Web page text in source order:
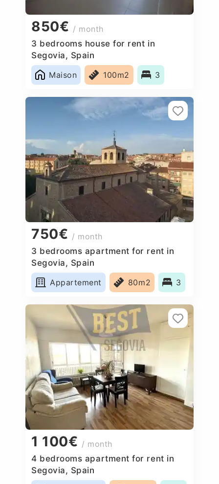
850€ / month
3 bedrooms house for rent in
Segovia, Spain
Maison
100m2 3
750€ / month
3 bedrooms apartment for rent in
Segovia, Spain
Appartement
80m2 3
1 100€ / month
4 bedrooms apartment for rent in
Segovia, Spain